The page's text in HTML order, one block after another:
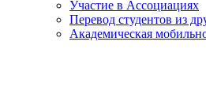
Участие в Ассоциациях
Перевод студентов из
Академическая